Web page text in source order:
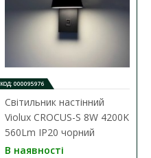
КОД: 000095976
Світильник настінний
Violux CROCUS-S 8W 4200K
560Lm IP20 чорний
В наявності